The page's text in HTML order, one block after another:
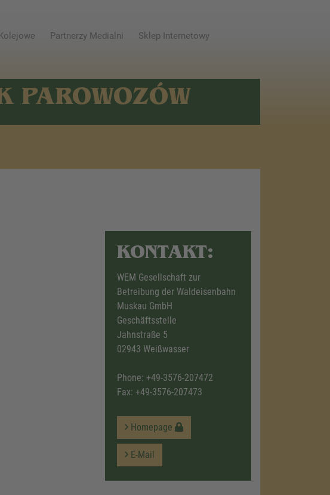
Partnerzy Medialni Sklep Internetowy
PAROWOZÓW
KONTAKT:
WEM Gesellschaft zur
Betreibung der Waldeisenbahn
Muskau GmbH
Geschäftsstelle
Jahnstraße 5
02943 Weißwasser
Phone: +49-3576-207472
Fax: +49-3576-207473
Homepage
E-Mail